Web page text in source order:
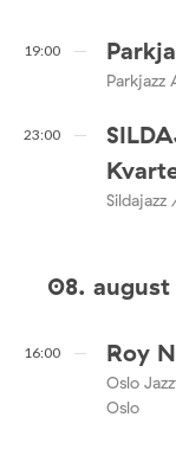
19:00
Parkjazz
23:00
08. august
16:00 Roy
Oslo
Oslo